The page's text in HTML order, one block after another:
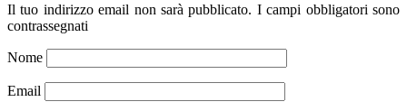
Il tuo indirizzo email non sarà pubblicato. I campi obbligatori sono
contrassegnati
Nome
Email